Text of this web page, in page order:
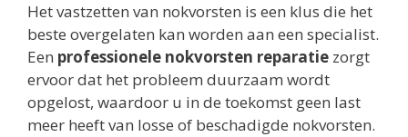
Het vastzetten van nokvorsten is een klus die het
beste overgelaten kan worden aan een specialist.
Een professionele nokvorsten reparatie zorgt
ervoor dat het probleem duurzaam wordt
opgelost, waardoor u in de toekomst geen last
meer heeft van losse of beschadigde nokvorsten.